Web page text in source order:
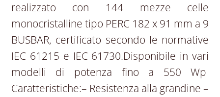
realizzato con 144 mezze celle
monocristalline tipo PERC 182 x 91 mm a 9
BUSBAR, certificato secondo le normative
IEC 61215 e IEC 61730.Disponibile in vari
modelli di potenza fino a 550 Wp
Caratteristiche:– Resistenza alla grandine –